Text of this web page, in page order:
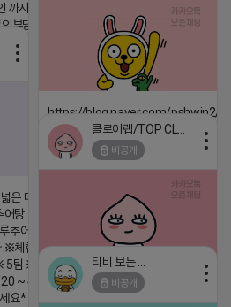
지 가능 체
부담입니다.
https://blog.naver.com/pshwin2/
2026-04-18 17:12
은 매장과, 프
탕 맛집 10
추어탕에서
※체험메뉴※
5팀 ※모집기
20 ~ 4/26 사
요* ※체험단
비공개
2026-04-18 17:05
비공개